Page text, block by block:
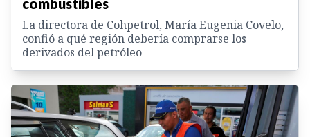
combustibles
La directora de Cohpetrol, María Eugenia Covelo,
confió a qué región debería comprarse los
derivados del petróleo